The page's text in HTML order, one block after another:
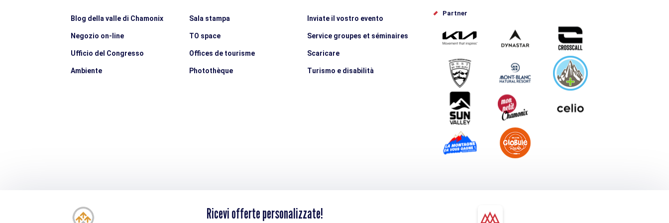
Blog della valle di Chamonix
Negozio on-line
Ufficio del Congresso
Ambiente
Sala stampa
TO space
Offices de tourisme
Photothèque
Inviate il vostro evento
Service groupes et séminaires
Scaricare
Turismo e disabilità
Partner
Ricevi offerte personalizzate!